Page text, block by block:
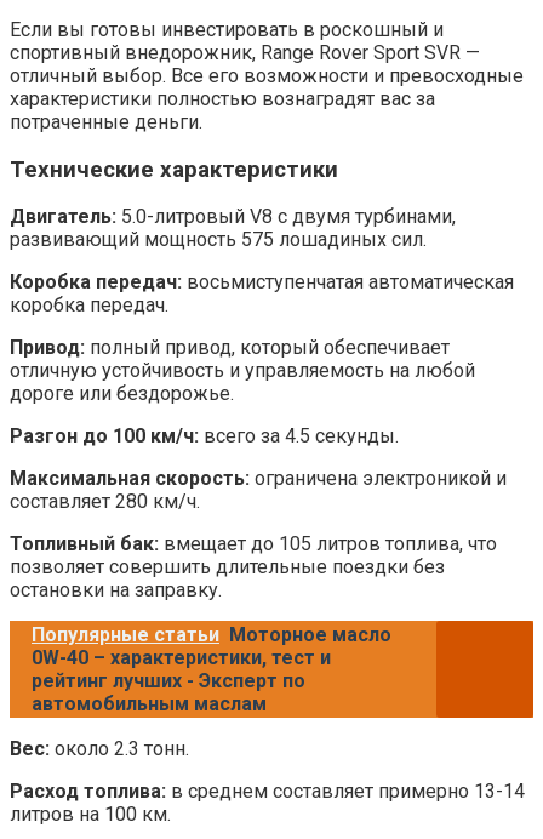
Если вы готовы инвестировать в роскошный и
спортивный внедорожник, Range Rover Sport SVR —
отличный выбор. Все его возможности и превосходные
характеристики полностью вознаградят вас за
потраченные деньги.
Технические характеристики
Двигатель: 5.0-литровый V8 с двумя турбинами,
развивающий мощность 575 лошадиных сил.
Коробка передач: восьмиступенчатая автоматическая
коробка передач.
Привод: полный привод, который обеспечивает
отличную устойчивость и управляемость на любой
дороге или бездорожье.
Разгон до 100 км/ч: всего за 4.5 секунды.
Максимальная скорость: ограничена электроникой и
составляет 280 км/ч.
Топливный бак: вмещает до 105 литров топлива, что
позволяет совершить длительные поездки без
остановки на заправку.
Популярные статьи Моторное масло
0W-40 – характеристики, тест и
рейтинг лучших - Эксперт по
автомобильным маслам
Вес: около 2.3 тонн.
Расход топлива: в среднем составляет примерно 13-14
литров на 100 км.